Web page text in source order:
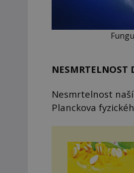
NESMRTELNOST
Nesmrtelnost
Planckova